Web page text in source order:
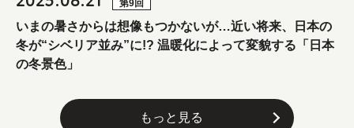
第9回
いまの暑さからは想像もつかないが…近い将来、日本の
冬が“シベリア並み”に!? 温暖化によって変貌する「日本
の冬景色」
もっと見る